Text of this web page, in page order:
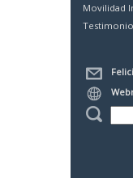
Movilidad